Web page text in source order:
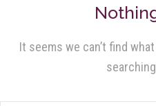
It seems we can’t find